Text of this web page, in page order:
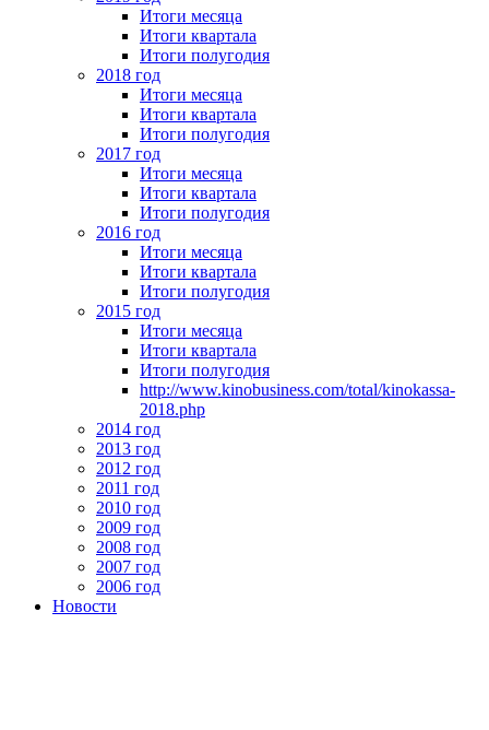
Итоги месяца
Итоги квартала
Итоги полугодия
2018 год
Итоги месяца
Итоги квартала
Итоги полугодия
2017 год
Итоги месяца
Итоги квартала
Итоги полугодия
2016 год
Итоги месяца
Итоги квартала
Итоги полугодия
2015 год
Итоги месяца
Итоги квартала
Итоги полугодия
http://www.kinobusiness.com/total/kinokassa-
2018.php
2014 год
2013 год
2012 год
2011 год
2010 год
2009 год
2008 год
2007 год
2006 год
Новости